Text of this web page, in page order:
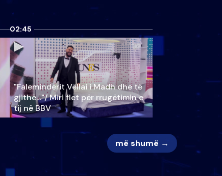
02:45
"Faleminderit Vëllai i Madh dhe të
gjithë…"/ Miri flet për rrugëtimin e
tij në BBV
më shumë →